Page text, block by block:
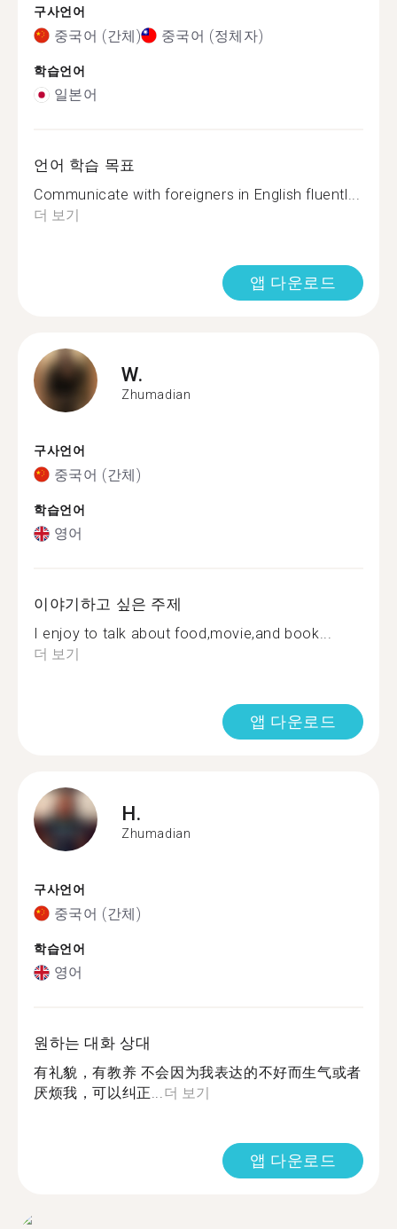
구사언어
중국어 (간체) 중국어 (정체자)
학습언어
일본어
언어 학습 목표
Communicate with foreigners in English fluentl...
더 보기
앱 다운로드
W.
Zhumadian
구사언어
중국어 (간체)
학습언어
영어
이야기하고 싶은 주제
I enjoy to talk about food,movie,and book...
더 보기
앱 다운로드
H.
Zhumadian
구사언어
중국어 (간체)
학습언어
영어
원하는 대화 상대
有礼貌，有教养 不会因为我表达的不好而生气或者
厌烦我，可以纠正...더 보기
앱 다운로드